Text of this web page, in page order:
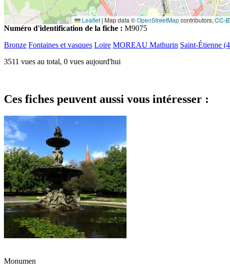
Leaflet |Map data ©OpenStreetMapcontributors,CC-
Numéro d'identification de la fiche : M9075
Bronze Fontaines et vasques Loire MOREAU Mathurin Saint-Étienne
3511 vues au total, 0 vues aujourd'hui
Ces fiches peuvent aussi vous intéresser :
Monumen